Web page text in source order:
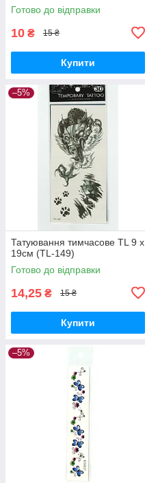
Готово до відправки
10 ₴ 15 ₴
Купити
–5%
Татуювання тимчасове TL 9 х
19см (TL-149)
Готово до відправки
14,25 ₴ 15 ₴
Купити
–5%